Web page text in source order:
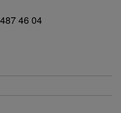
46 04